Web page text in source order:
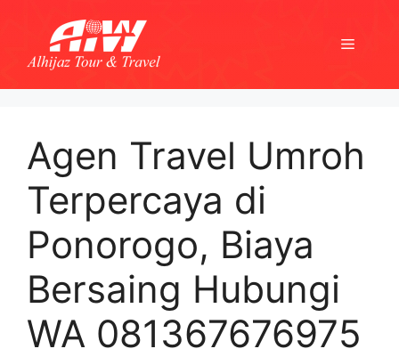
content
Menu
Agen Travel Umroh
Terpercaya di
Ponorogo, Biaya
Bersaing Hubungi
WA 081367676975